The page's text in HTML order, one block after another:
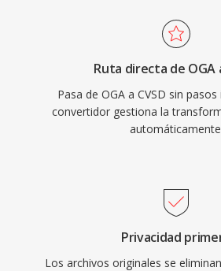
Ruta directa de OGA
Pasa de OGA a CVSD sin
convertidor gestiona la
Privacidad
Los archivos originales se